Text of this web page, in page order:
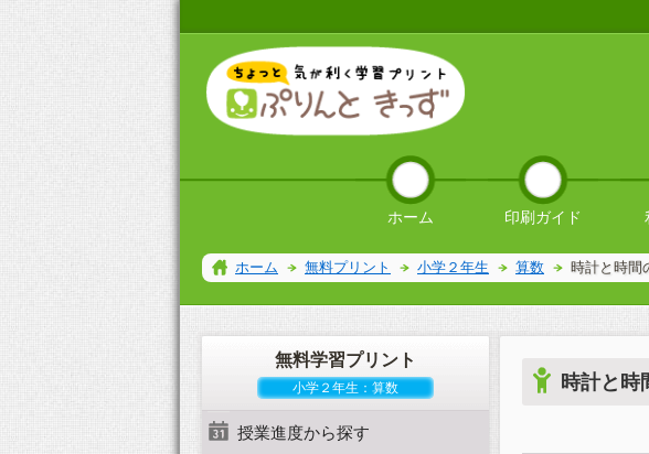
時計と時
無料学習プリント
小学２年生：算数
授業進度から探す
ホーム 印刷ガイド
ホーム 無料プリント 小学２年生 算数 時計と時間